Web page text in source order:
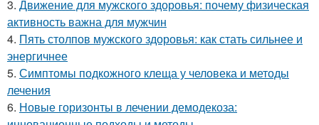
3. Движение для мужского здоровья: почему физическая
активность важна для мужчин
4. Пять столпов мужского здоровья: как стать сильнее и
энергичнее
5. Симптомы подкожного клеща у человека и методы
лечения
6. Новые горизонты в лечении демодекоза: